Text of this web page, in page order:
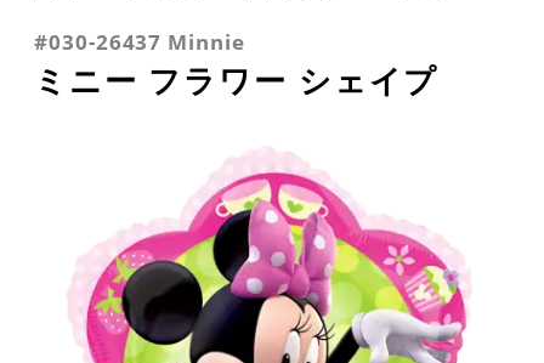
#030-26437 Minnie
ミニー フラワー シェイプ